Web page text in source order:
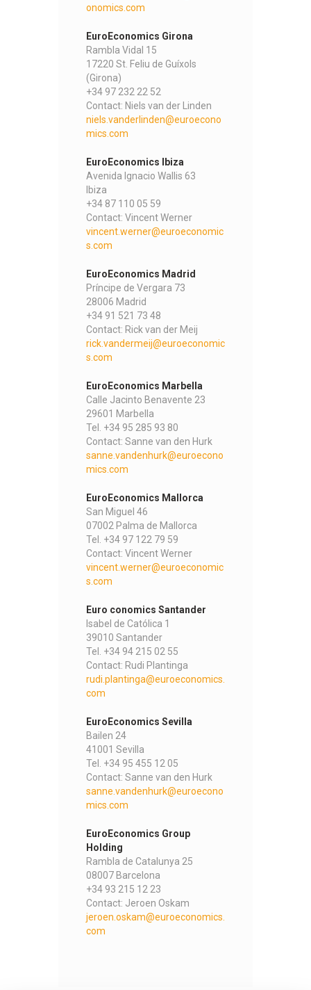
onomics.com
EuroEconomics Girona
Rambla Vidal 15
17220 St. Feliu de Guíxols
(Girona)
+34 97 232 22 52
Contact: Niels van der Linden
niels.vanderlinden@euroecono
mics.com
EuroEconomics Ibiza
Avenida Ignacio Wallis 63
Ibiza
+34 87 110 05 59
Contact: Vincent Werner
vincent.werner@euroeconomic
s.com
EuroEconomics Madrid
Príncipe de Vergara 73
28006 Madrid
+34 91 521 73 48
Contact: Rick van der Meij
rick.vandermeij@euroeconomic
s.com
EuroEconomics Marbella
Calle Jacinto Benavente 23
29601 Marbella
Tel. +34 95 285 93 80
Contact: Sanne van den Hurk
sanne.vandenhurk@euroecono
mics.com
EuroEconomics Mallorca
San Miguel 46
07002 Palma de Mallorca
Tel. +34 97 122 79 59
Contact: Vincent Werner
vincent.werner@euroeconomic
s.com
Euro conomics Santander
Isabel de Católica 1
39010 Santander
Tel. +34 94 215 02 55
Contact: Rudi Plantinga
rudi.plantinga@euroeconomics.
com
EuroEconomics Sevilla
Bailen 24
41001 Sevilla
Tel. +34 95 455 12 05
Contact: Sanne van den Hurk
sanne.vandenhurk@euroecono
mics.com
EuroEconomics Group
Holding
Rambla de Catalunya 25
08007 Barcelona
+34 93 215 12 23
Contact: Jeroen Oskam
jeroen.oskam@euroeconomics.
com